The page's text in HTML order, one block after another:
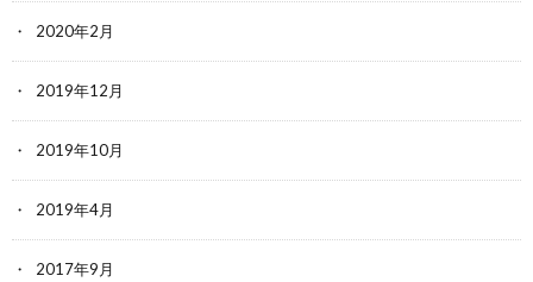
2020年2月
2019年12月
2019年10月
2019年4月
2017年9月